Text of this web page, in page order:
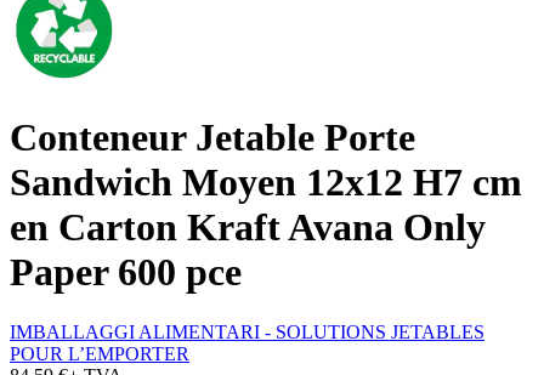
Conteneur Jetable Porte
Sandwich Moyen 12x12 H7 cm
en Carton Kraft Avana Only
Paper 600 pce
IMBALLAGGI ALIMENTARI - SOLUTIONS JETABLES
POUR L’EMPORTER